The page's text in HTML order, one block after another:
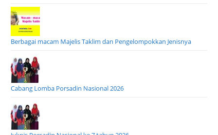
Berbagai macam Majelis Taklim dan Pengelompokkan Jenisnya
Cabang Lomba Porsadin Nasional 2026